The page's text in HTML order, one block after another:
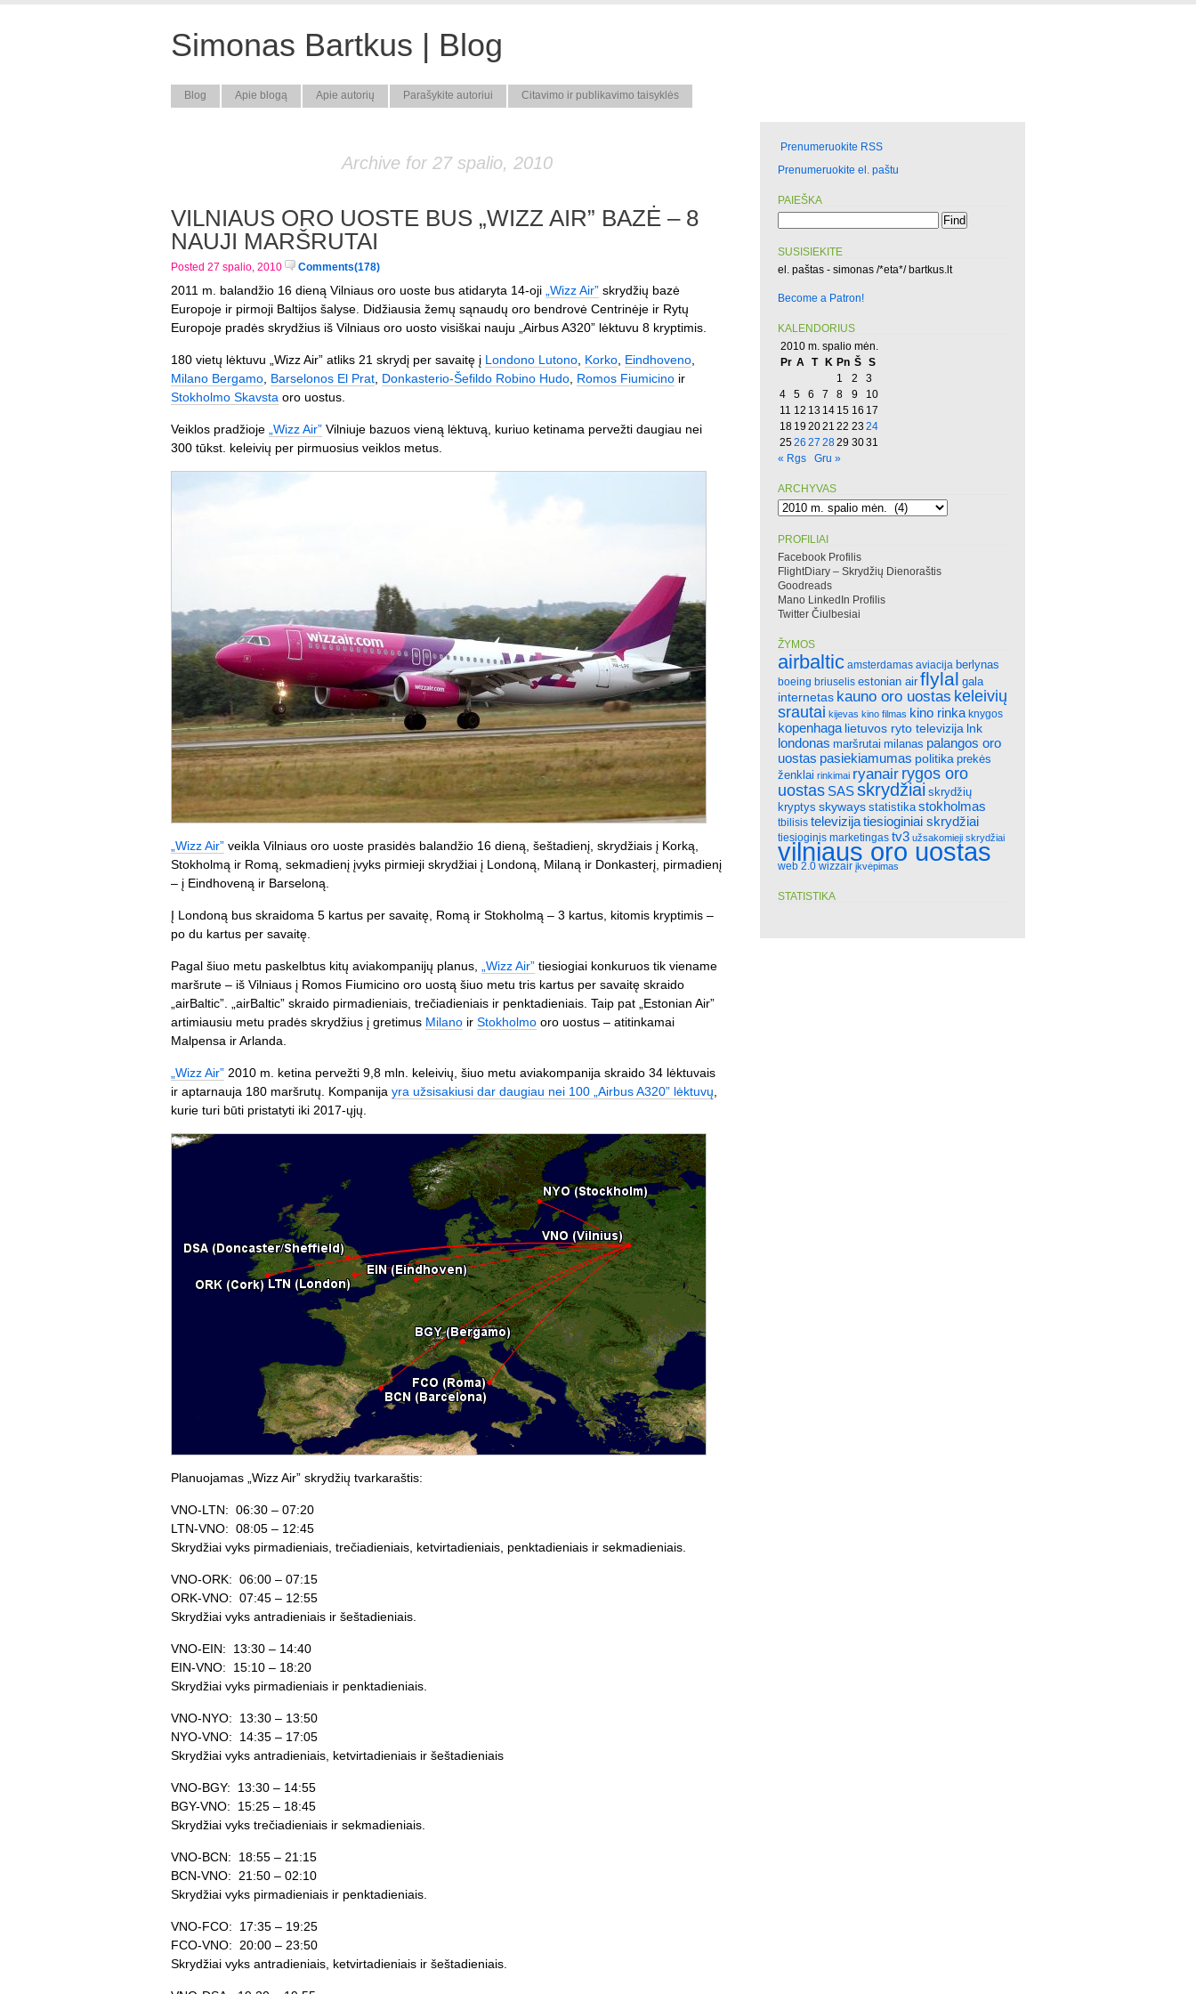
Simonas Bartkus | Blog
Blog Apie blogą Apie autorių Parašykite autoriui Citavimo ir publikavimo taisyklės
Archive for 27 spalio, 2010
VILNIAUS ORO UOSTE BUS „WIZZ AIR” BAZĖ – 8
NAUJI MARŠRUTAI
Posted 27 spalio, 2010 Comments(178)
2011 m. balandžio 16 dieną Vilniaus oro uoste bus atidaryta 14-oji „Wizz Air” skrydžių bazė
Europoje ir pirmoji Baltijos šalyse. Didžiausia žemų sąnaudų oro bendrovė Centrinėje ir Rytų
Europoje pradės skrydžius iš Vilniaus oro uosto visiškai nauju „Airbus A320” lėktuvu 8 kryptimis.
180 vietų lėktuvu „Wizz Air” atliks 21 skrydį per savaitę į Londono Lutono Korko Eindhoveno
Milano Bergamo Barselonos El Prat Donkasterio-Šefildo Robino Hudo Romos Fiumicino ir
Stokholmo Skavsta oro uostus.
Veiklos pradžioje „Wizz Air” Vilniuje bazuos vieną lėktuvą, kuriuo ketinama pervežti daugiau nei
300 tūkst. keleivių per pirmuosius veiklos metus.
„Wizz Air” veikla Vilniaus oro uoste prasidės balandžio 16 dieną, šeštadienį, skrydžiais į Korką,
Stokholmą ir Romą, sekmadienį įvyks pirmieji skrydžiai į Londoną, Milaną ir Donkasterį, pirmadienį
– į Eindhoveną ir Barseloną.
Į Londoną bus skraidoma 5 kartus per savaitę, Romą ir Stokholmą – 3 kartus, kitomis kryptimis –
po du kartus per savaitę.
Pagal šiuo metu paskelbtus kitų aviakompanijų planus, „Wizz Air” tiesiogiai konkuruos tik viename
maršrute – iš Vilniaus į Romos Fiumicino oro uostą šiuo metu tris kartus per savaitę skraido
„airBaltic”. „airBaltic” skraido pirmadieniais, trečiadieniais ir penktadieniais. Taip pat „Estonian Air”
artimiausiu metu pradės skrydžius į gretimus Milano ir Stokholmo oro uostus – atitinkamai
Malpensa ir Arlanda.
„Wizz Air” 2010 m. ketina pervežti 9,8 mln. keleivių, šiuo metu aviakompanija skraido 34 lėktuvais
ir aptarnauja 180 maršrutų. Kompanija yra užsisakiusi dar daugiau nei 100 „Airbus A320” lėktuvų
kurie turi būti pristatyti iki 2017-ųjų.
Planuojamas „Wizz Air” skrydžių tvarkaraštis:
VNO-LTN: 06:30 – 07:20
LTN-VNO: 08:05 – 12:45
Skrydžiai vyks pirmadieniais, trečiadieniais, ketvirtadieniais, penktadieniais ir sekmadieniais.
VNO-ORK: 06:00 – 07:15
ORK-VNO: 07:45 – 12:55
Skrydžiai vyks antradieniais ir šeštadieniais.
VNO-EIN: 13:30 – 14:40
EIN-VNO: 15:10 – 18:20
Skrydžiai vyks pirmadieniais ir penktadieniais.
VNO-NYO: 13:30 – 13:50
NYO-VNO: 14:35 – 17:05
Skrydžiai vyks antradieniais, ketvirtadieniais ir šeštadieniais
VNO-BGY: 13:30 – 14:55
BGY-VNO: 15:25 – 18:45
Skrydžiai vyks trečiadieniais ir sekmadieniais.
VNO-BCN: 18:55 – 21:15
BCN-VNO: 21:50 – 02:10
Skrydžiai vyks pirmadieniais ir penktadieniais.
VNO-FCO: 17:35 – 19:25
FCO-VNO: 20:00 – 23:50
Skrydžiai vyks antradieniais, ketvirtadieniais ir šeštadieniais.
Prenumeruokite RSS
Prenumeruokite el. paštu
PAIEŠKA
SUSISIEKITE
el. paštas - simonas /*eta*/ bartkus.lt
Become a Patron!
KALENDORIUS
2010 m. spalio mėn.
Pr A T K Pn Š S
1
2
3
4
5 6 7 8 9
10
11 12 13 14 15 16 17
18 19 2021 22 23 24
2526 27 2829 3031
« Rgs
Gru »
ARCHYVAS
Archyvas
PROFILIAI
Facebook Profilis
FlightDiary – Skrydžių Dienoraštis
Goodreads
Mano LinkedIn Profilis
Twitter Čiulbesiai
ŽYMOS
airbaltic amsterdamas aviacija berlynas
boeing briuselis estonian air flylal gala
internetas kauno oro uostas keleivių
srautai kijevas kino filmas kino rinka knygos
kopenhaga lietuvos ryto televizija lnk
londonas maršrutai milanas palangos oro
uostas pasiekiamumas politika prekės
ženklai rinkimai ryanair rygos oro
uostas SASskrydžiai skrydžių
kryptys skyways statistika stokholmas
tbilisis televizijatiesioginiai skrydžiai
tiesioginis marketingas tv3 užsakomieji skrydžiai
vilniaus oro uostas
web 2.0 wizzair įkvėpimas
STATISTIKA